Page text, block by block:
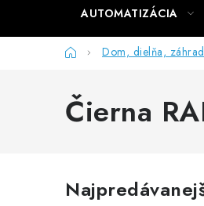
AUTOMATIZÁCIA
DomovDom, dielňa,
Čierna